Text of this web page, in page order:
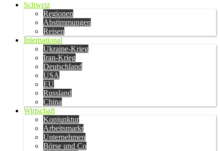
Schweiz
Regionen
Abstimmungen
Reisen
International
Ukraine-Krieg
Iran-Krieg
Deutschland
USA
EU
Russland
China
Wirtschaft
Konjunktur
Arbeitsmarkt
Unternehmen
Börse und Co